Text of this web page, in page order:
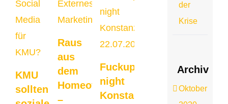
KMU
sollten
Raus
aus
dem
Homeoffice
–
Fuckup
night
Konstanz
der
Krise
Archiv
Oktober